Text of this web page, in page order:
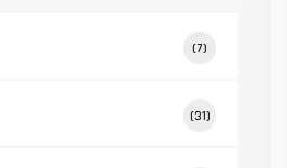
(7)
(31)